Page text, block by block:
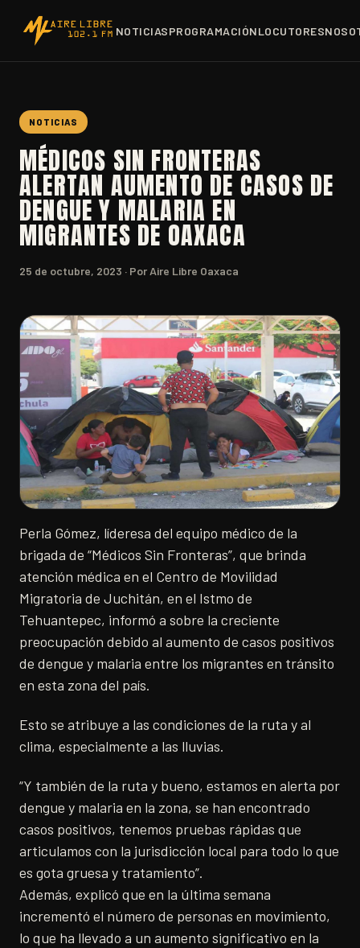
NOTICIASPROGRAMACIÓNLOCUTORES
NOTICIAS
MÉDICOS SIN FRONTERAS
ALERTAN AUMENTO DE CASOS DE
DENGUE Y MALARIA EN
MIGRANTES DE OAXACA
25 de octubre, 2023 · Por Aire Libre Oaxaca
Perla Gómez, líderesa del equipo médico de la
brigada de “Médicos Sin Fronteras”, que brinda
atención médica en el Centro de Movilidad
Migratoria de Juchitán, en el Istmo de
Tehuantepec, informó a sobre la creciente
preocupación debido al aumento de casos positivos
de dengue y malaria entre los migrantes en tránsito
en esta zona del país.
Esto se atribuye a las condiciones de la ruta y al
clima, especialmente a las lluvias.
“Y también de la ruta y bueno, estamos en alerta por
dengue y malaria en la zona, se han encontrado
casos positivos, tenemos pruebas rápidas que
articulamos con la jurisdicción local para todo lo que
es gota gruesa y tratamiento”.
Además, explicó que en la última semana
incrementó el número de personas en movimiento,
lo que ha llevado a un aumento significativo en la